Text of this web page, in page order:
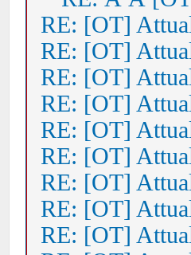
RE: [OT]
RE: [OT]
RE: [OT]
RE: [OT]
RE: [OT]
RE: [OT]
RE: [OT]
RE: [OT]
RE: [OT]